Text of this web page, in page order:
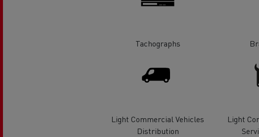
Групажен
Транспорт с цистерни
материал
Tachographs
Light Commercial Vehicles
Distribution
Light